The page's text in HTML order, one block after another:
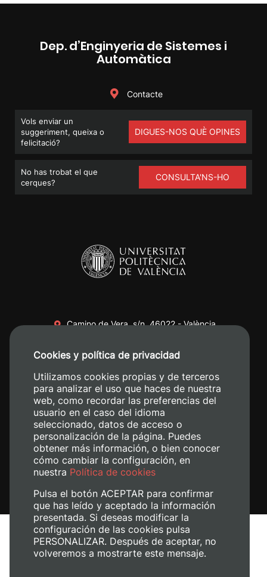
Dep. d’Enginyeria de Sistemes i
Automàtica
Contacte
Vols enviar un
suggeriment, queixa o
felicitació?
DIGUES-NOS QUÈ OPINES
No has trobat el que
cerques?
CONSULTA'NS-HO
Camino de Vera, s/n. 46022 - València
+34 620 04 00 50
Avís legal
Política de cookies
Cookies y política de privacidad
Utilizamos cookies propias y de terceros
para analizar el uso que haces de nuestra
web, como recordar las preferencias del
usuario en el caso del idioma
seleccionado, datos de acceso o
personalización de la página. Puedes
obtener más información, o bien conocer
cómo cambiar la configuración, en
nuestra Política de cookies
Pulsa el botón ACEPTAR para confirmar
que has leído y aceptado la información
presentada. Si deseas modificar la
configuración de las cookies pulsa
PERSONALIZAR. Después de aceptar, no
volveremos a mostrarte este mensaje.